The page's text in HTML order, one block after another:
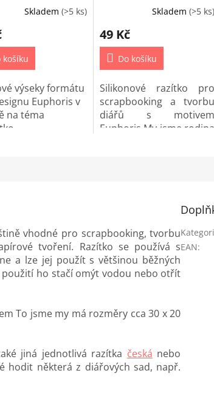
Skladem (>5 ks)
košíku
výseky formátu
Euphoris v
na téma
Skladem(>5 ks)
49 Kč
Do košíku
Silikonové razítko pro
scrapbooking a tvorbu
diářů s motivem
Euphoris My jsme rodina
vhodné pro scrapbooking, tvorbu
tvoření. Razítko se používá s
a lze jej použít s většinou běžných
ho stačí omýt vodou nebo otřít
To jsme my má rozměry cca 30 x 20
jiná jednotlivá razítka česká nebo
hodit některá z diářových sad, např.
EAN: